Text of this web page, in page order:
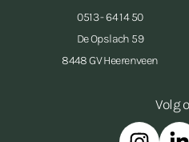
0513 - 64 14 50
De Opslach 59
8448 GV Heerenveen
Volg